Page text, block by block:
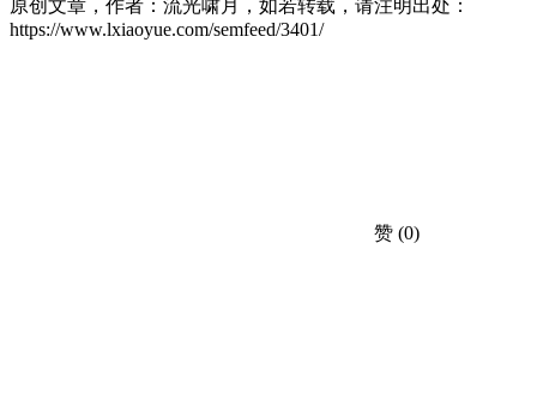
原创文章，作者：流光啸月，如若转载，请注明出处：
https://www.lxiaoyue.com/semfeed/3401/
赞 (0)